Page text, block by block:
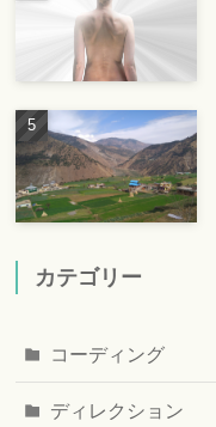
カテゴリー
コーディング
ディレクション